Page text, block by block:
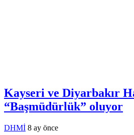
Kayseri ve Diyarbakır
“Başmüdürlük” oluyor
DHMİ 8 ay önce